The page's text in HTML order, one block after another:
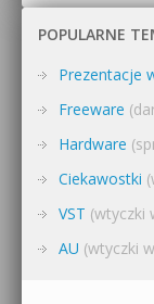
POPULARNE
Prezentacje
Freeware
Hardware
Ciekawostki
VST (wtyczki
AU (wtyczki